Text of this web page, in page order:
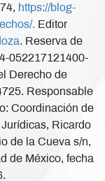
https://blog-
. Editor
. Reserva de
052217121400-
Derecho de
Responsable
Coordinación de
Ricardo
de la Cueva s/n,
de México, fecha